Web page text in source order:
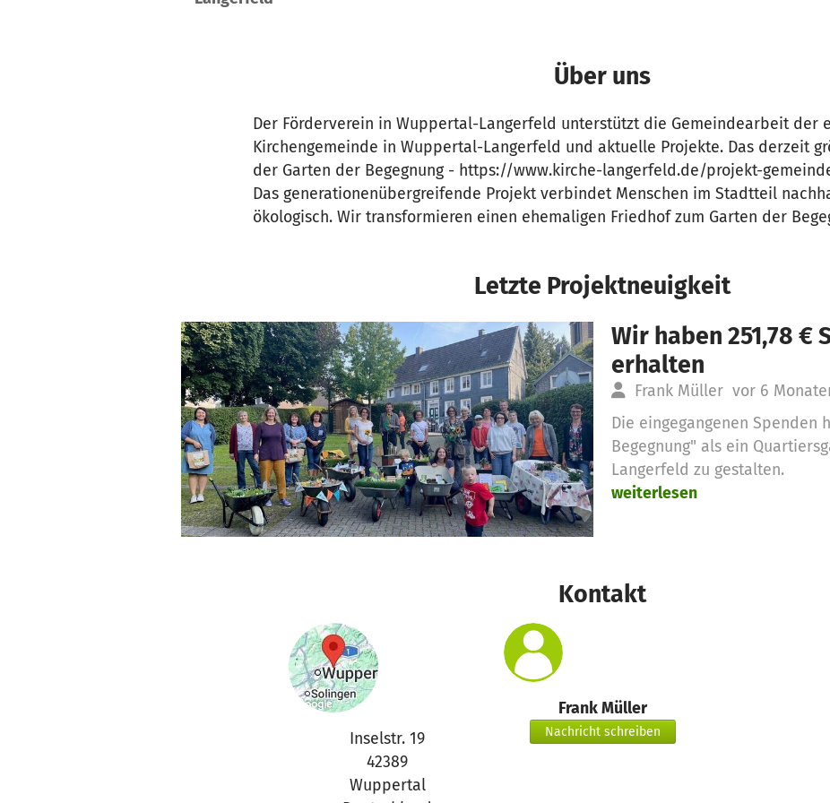
Über uns
Der Förderverein in Wuppertal-Langerfeld unterstützt die Gemeindearbeit der
Kirchengemeinde in Wuppertal-Langerfeld und aktuelle Projekte. Das derzeit
der Garten der Begegnung - https://www.kirche-langerfeld.de/projekt-
Das generationenübergreifende Projekt verbindet Menschen im Stadtteil
ökologisch. Wir transformieren einen ehemaligen Friedhof zum Garten der
Letzte Projektneuigkeit
Wir haben 251,78 €
erhalten
Frank Müller vor 6
Die eingegangenen Spenden
Begegnung" als ein
Langerfeld zu gestalten.
weiterlesen
Kontakt
Inselstr. 19
42389
Wuppertal
Frank Müller
Nachricht schreiben